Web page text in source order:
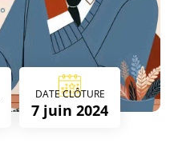
DATE CLÔTURE
7 juin 2024